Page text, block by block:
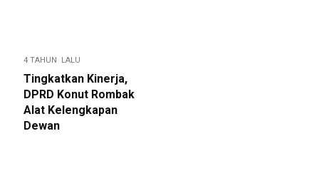
4 TAHUN LALU
Tingkatkan Kinerja,
DPRD Konut Rombak
Alat Kelengkapan
Dewan